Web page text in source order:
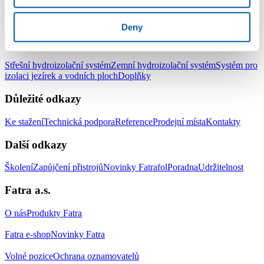
Deny
Produkty
Střešní hydroizolační systémZemní hydroizolační systémSystém pro
izolaci jezírek a vodních plochDoplňky
Důležité odkazy
Ke staženíTechnická podporaReferenceProdejní místaKontakty
Další odkazy
ŠkoleníZapůjčení přistrojůNovinky FatrafolPoradnaUdržitelnost
Fatra a.s.
O násProdukty Fatra
Fatra e-shopNovinky Fatra
Volné poziceOchrana oznamovatelů